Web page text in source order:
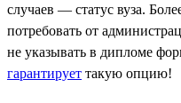
случаев — статус вуза.
потребовать от
не указывать в дипломе
гарантирует такую опцию!